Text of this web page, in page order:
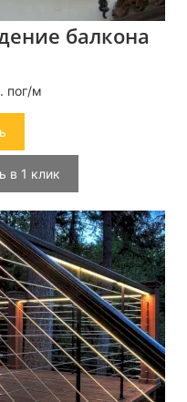
балкона
пог/м
в 1 клик